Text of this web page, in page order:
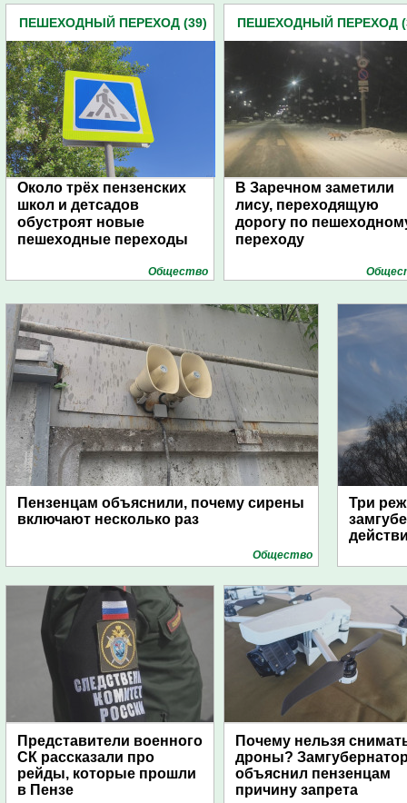
ПЕШЕХОДНЫЙ ПЕРЕХОД (39)
Около трёх пензенских
школ и детсадов
обустроят новые
пешеходные переходы
Общество
ПЕШЕХОДНЫЙ ПЕРЕХОД
В Заречном заметили
лису, переходящую
дорогу по
переходу
Пензенцам объяснили, почему сирены
включают несколько раз
Общество
Три
Представители военного
СК рассказали про
рейды, которые прошли
в Пензе
Почему нельзя
дроны?
объяснил пензенцам
причину запрета